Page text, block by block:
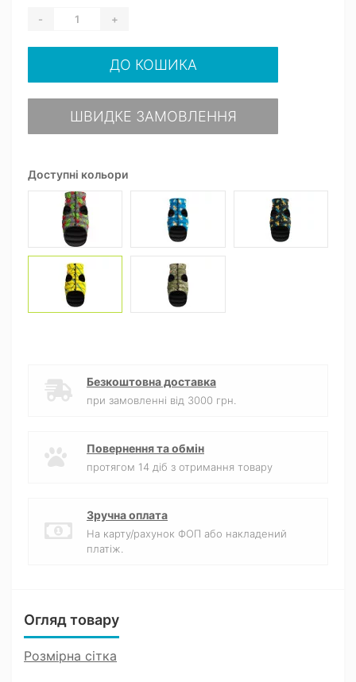
Доступні кольори
- +
ДО КОШИКА
ШВИДКЕ ЗАМОВЛЕННЯ
Безкоштовна доставка
при замовленні від 3000 грн.
Повернення та обмін
протягом 14 діб з отримання товару
Зручна оплата
На карту/рахунок ФОП або накладений
платіж.
Огляд товару
Розмірна сітка